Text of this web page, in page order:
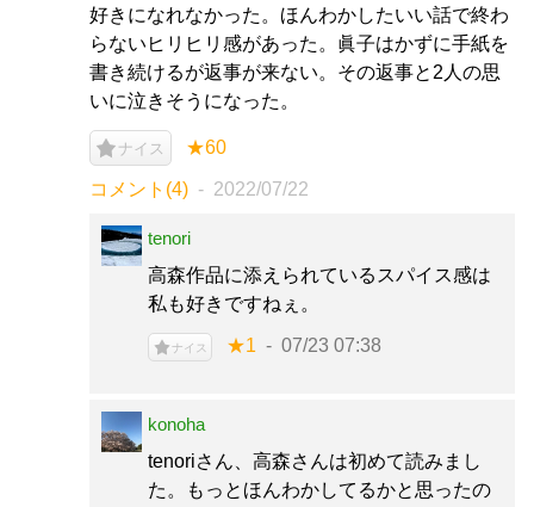
好きになれなかった。ほんわかしたいい話で終わ
らないヒリヒリ感があった。眞子はかずに手紙を
書き続けるが返事が来ない。その返事と2人の思
いに泣きそうになった。
ナイス ★60
コメント(4) 2022/07/22
tenori
高森作品に添えられているスパイス感は
私も好きですねぇ。
ナイス ★1 07/23 07:38
konoha
tenoriさん、高森さんは初めて読みまし
た。もっとほんわかしてるかと思ったの